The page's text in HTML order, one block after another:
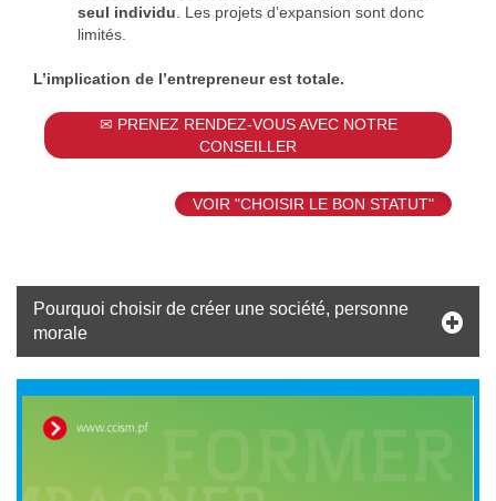
seul individu . Les projets d’expansion sont donc
limités.
L’implication de l’entrepreneur est totale.
✉ PRENEZ RENDEZ-VOUS AVEC NOTRE
CONSEILLER
VOIR "CHOISIR LE BON STATUT"
Pourquoi choisir de créer une société, personne
morale